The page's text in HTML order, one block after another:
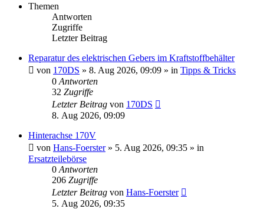
Themen
Antworten
Zugriffe
Letzter Beitrag
Reparatur des elektrischen Gebers im Kraftstoffbehälter
von 170DS » 8. Aug 2026, 09:09 » in Tipps & Tricks
0 Antworten
32 Zugriffe
Letzter Beitrag von 170DS
8. Aug 2026, 09:09
Hinterachse 170V
von Hans-Foerster» 5. Aug 2026, 09:35 » in
Ersatzteilebörse
0 Antworten
206 Zugriffe
Letzter Beitrag von Hans-Foerster
5. Aug 2026, 09:35